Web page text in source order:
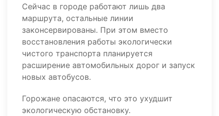
Сейчас в городе работают лишь два
маршрута, остальные линии
законсервированы. При этом вместо
восстановления работы экологически
чистого транспорта планируется
расширение автомобильных дорог и запуск
новых автобусов.
Горожане опасаются, что это ухудшит
экологическую обстановку.